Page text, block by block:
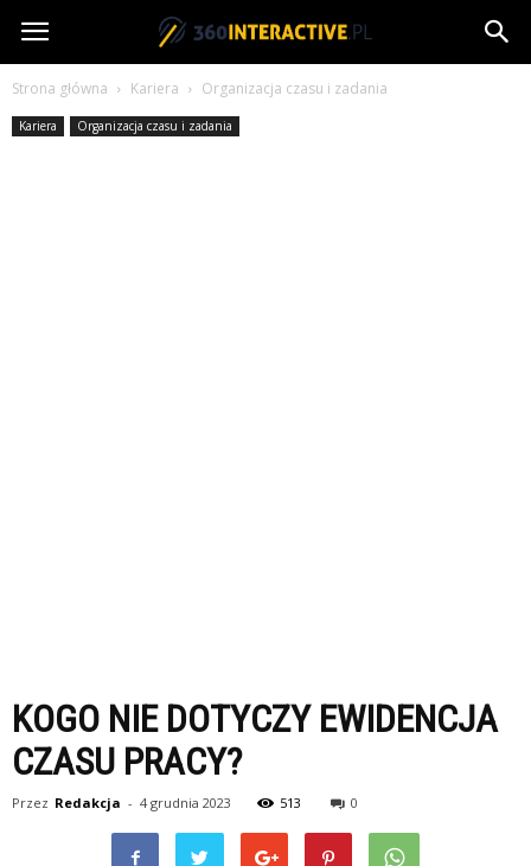
360interactive.pl
Strona główna Kariera Organizacja czasu i zadania
Kariera Organizacja czasu i zadania
KOGO NIE DOTYCZY EWIDENCJA
CZASU PRACY?
Przez Redakcja - 4 grudnia 2023 513 0